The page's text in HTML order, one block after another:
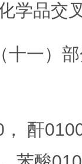
学品交
十一）
， 酐